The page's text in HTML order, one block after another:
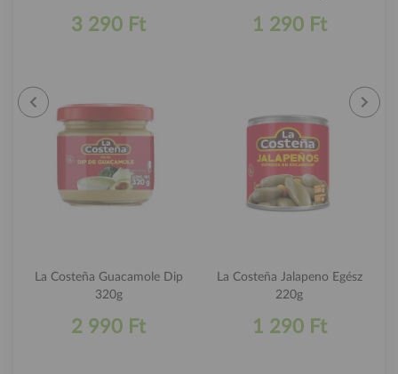
3 290 Ft
La Costeña Guacamole Dip
320g
2 990 Ft
1 290 Ft
La Costeña Jalapeno Egész
220g
1 290 Ft